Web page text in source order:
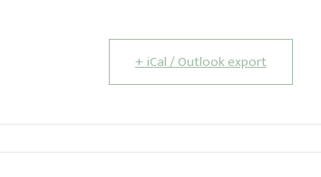
+ iCal / Outlook export